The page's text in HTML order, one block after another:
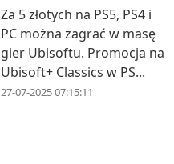
Za 5 złotych na PS5, PS4 i
PC można zagrać w masę
gier Ubisoftu. Promocja na
Ubisoft+ Classics w PS...
27-07-2025 07:15:11